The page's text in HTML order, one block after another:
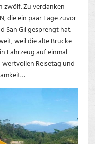
zwölf. Zu verdanken
die ein paar Tage zuvor
San Gil gesprengt hat.
weil die alte Brücke
Fahrzeug auf einmal
Reisetag und